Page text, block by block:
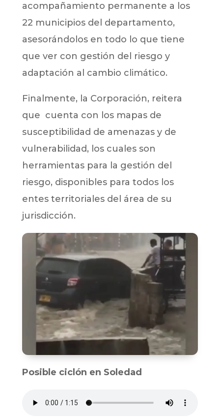
acompañamiento permanente a los
22 municipios del departamento,
asesorándolos en todo lo que tiene
que ver con gestión del riesgo y
adaptación al cambio climático.
Finalmente, la Corporación, reitera
que cuenta con los mapas de
susceptibilidad de amenazas y de
vulnerabilidad, los cuales son
herramientas para la gestión del
riesgo, disponibles para todos los
entes territoriales del área de su
jurisdicción.
Posible ciclón en Soledad